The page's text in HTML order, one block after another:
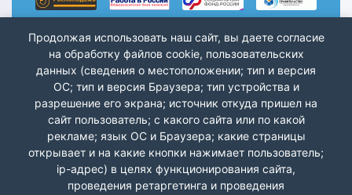
Продолжая использовать наш сайт, вы даете согласие
на обработку файлов cookie, пользовательских
данных (сведения о местоположении; тип и версия
ОС; тип и версия Браузера; тип устройства и
разрешение его экрана; источник откуда пришел на
сайт пользователь; с какого сайта или по какой
рекламе; язык ОС и Браузера; какие страницы
открывает и на какие кнопки нажимает пользователь;
ip-адрес) в целях функционирования сайта,
проведения ретаргетинга и проведения